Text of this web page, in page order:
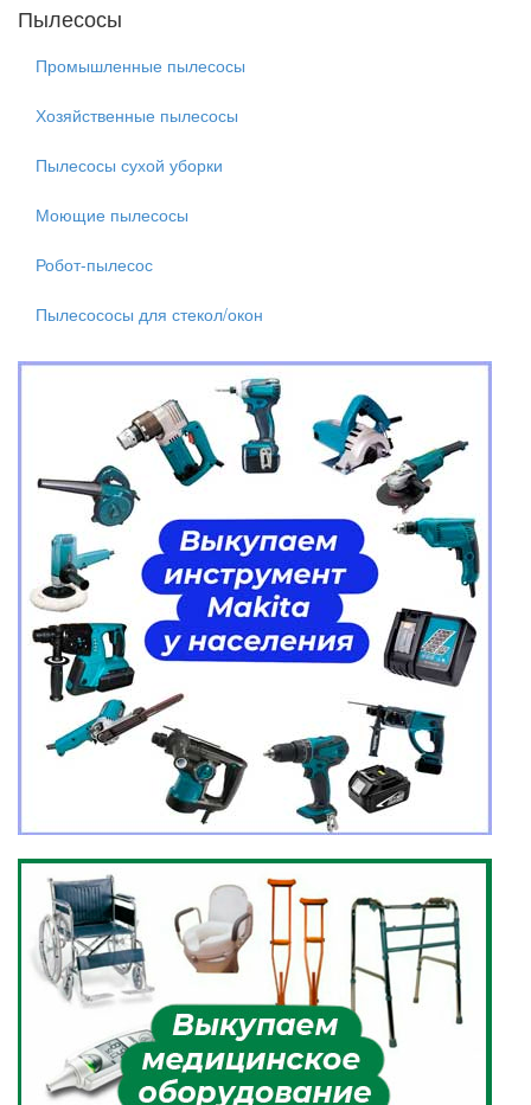
Пылесосы
Промышленные пылесосы
Хозяйственные пылесосы
Пылесосы сухой уборки
Моющие пылесосы
Робот-пылесос
Пылесососы для стекол/окон